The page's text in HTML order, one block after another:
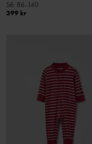
Stl: 86-140
399 kr